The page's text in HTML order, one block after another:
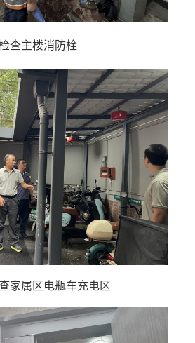
查主楼消防栓
家属区电瓶车充电区